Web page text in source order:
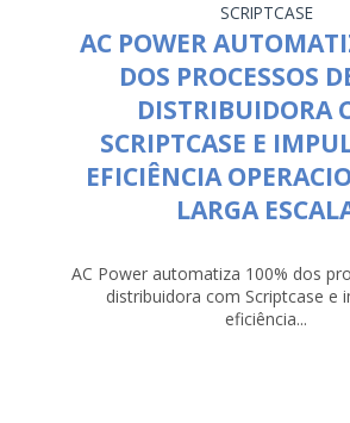
SCRIPTCASE
AC POWER
DOS PROCESSOS
DISTRIBUIDORA
SCRIPTCASE E
EFICIÊNCIA
LARGA
AC Power automatiza 100% dos
distribuidora com Scriptcase e
eficiência...